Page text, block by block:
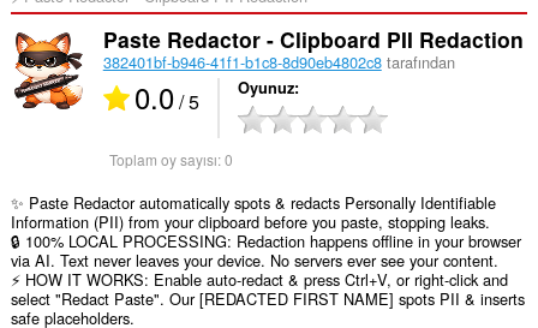
Paste Redactor - Clipboard PII Redaction
382401bf-b946-41f1-b1c8-8d90eb4802c8tarafından
0.0/ 5 Oyunuz
Toplam oy sayısı:0
✨ Paste Redactor automatically spots & redacts Personally Identifiable
Information (PII) from your clipboard before you paste, stopping leaks.
🔒 100% LOCAL PROCESSING: Redaction happens offline in your browser
via AI. Text never leaves your device. No servers ever see your content.
⚡ HOW IT WORKS: Enable auto-redact & press Ctrl+V, or right-click and
select "Redact Paste". Our [REDACTED FIRST NAME] spots PII & inserts
safe placeholders.